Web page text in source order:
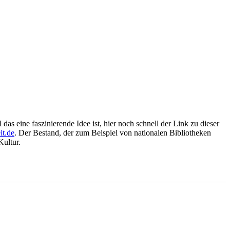
eine faszinierende Idee ist, hier noch schnell der Link zu dieser
. Der Bestand, der zum Beispiel von nationalen Bibliotheken